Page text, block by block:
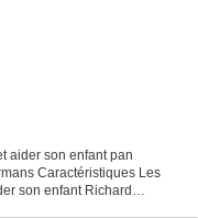
aider son enfant pan
Caractéristiques Les
son enfant Richard